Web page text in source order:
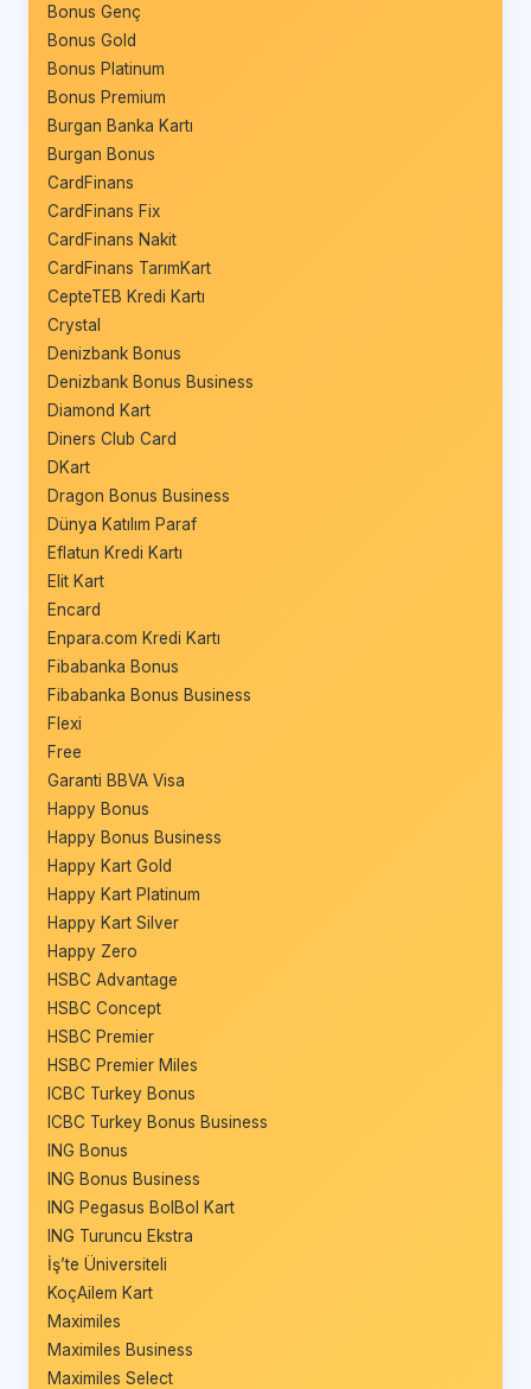
Bonus Genç
Bonus Gold
Bonus Platinum
Bonus Premium
Burgan Banka Kartı
Burgan Bonus
CardFinans
CardFinans Fix
CardFinans Nakit
CardFinans TarımKart
CepteTEB Kredi Kartı
Crystal
Denizbank Bonus
Denizbank Bonus Business
Diamond Kart
Diners Club Card
DKart
Dragon Bonus Business
Dünya Katılım Paraf
Eflatun Kredi Kartı
Elit Kart
Encard
Enpara.com Kredi Kartı
Fibabanka Bonus
Fibabanka Bonus Business
Flexi
Free
Garanti BBVA Visa
Happy Bonus
Happy Bonus Business
Happy Kart Gold
Happy Kart Platinum
Happy Kart Silver
Happy Zero
HSBC Advantage
HSBC Concept
HSBC Premier
HSBC Premier Miles
ICBC Turkey Bonus
ICBC Turkey Bonus Business
ING Bonus
ING Bonus Business
ING Pegasus BolBol Kart
ING Turuncu Ekstra
İş’te Üniversiteli
KoçAilem Kart
Maximiles
Maximiles Business
Maximiles Select